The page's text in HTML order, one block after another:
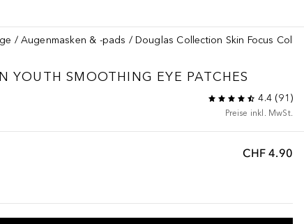
Augenmasken & -pads Douglas Collection Skin Focus
YOUTH SMOOTHING EYE PATCHES
4.4(91 )
Preise inkl. MwSt.
CHF 4.90